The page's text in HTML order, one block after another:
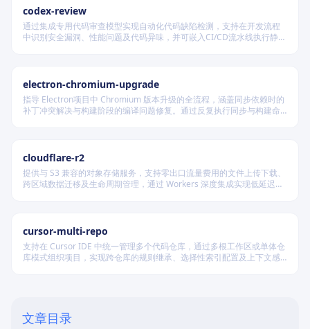
codex-review
通过集成专用代码审查模型实现自动化代码缺陷检测，支持在开发流程
中识别安全漏洞、性能问题及代码异味，并可嵌入CI/CD流水线执行静态
electron-chromium-upgrade
指导 Electron项目中 Chromium 版本升级的全流程，涵盖同步依赖时的
补丁冲突解决与构建阶段的编译问题修复。通过反复执行同步与构建命
cloudflare-r2
提供与 S3 兼容的对象存储服务，支持零出口流量费用的文件上传下载、
跨区域数据迁移及生命周期管理，通过 Workers 深度集成实现低延迟访
cursor-multi-repo
支持在 Cursor IDE 中统一管理多个代码仓库，通过多根工作区或单体仓
库模式组织项目，实现跨仓库的规则继承、选择性索引配置及上下文感
文章目录